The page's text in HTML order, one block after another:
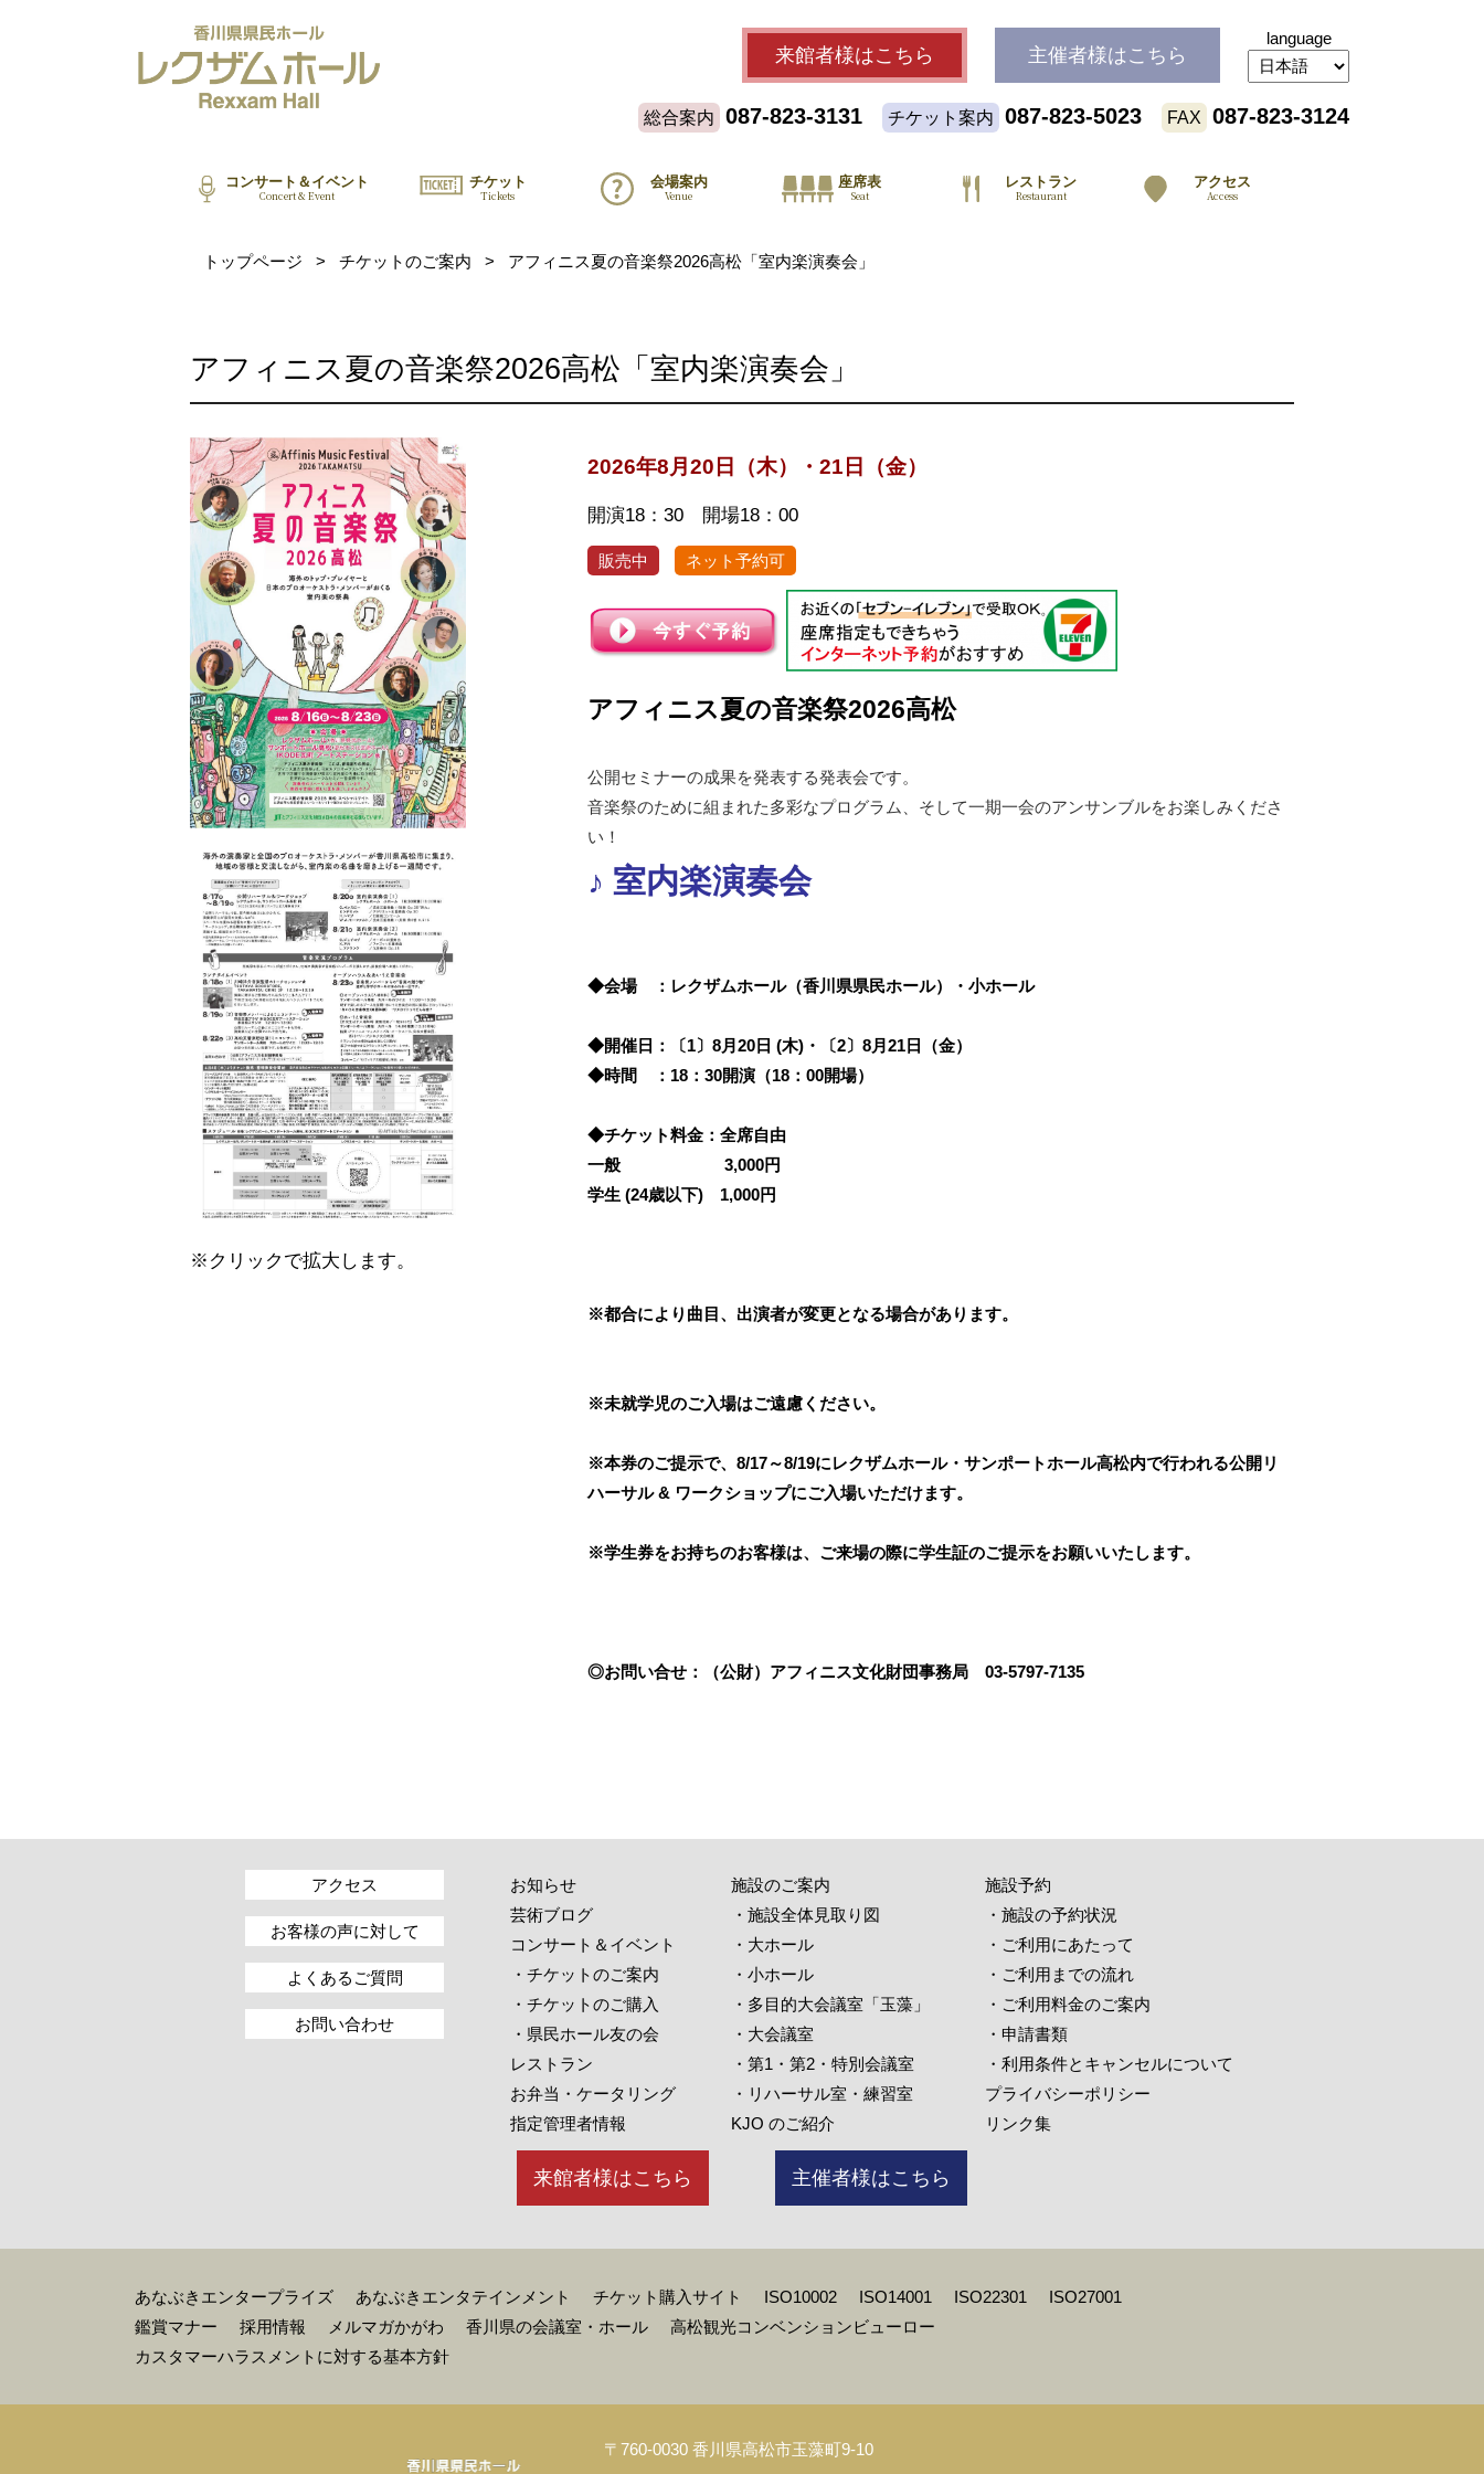
来館者様はこちら 主催者様はこちら
language
総合案内 087-823-3131 チケット案内 087-823-5023 FAX 087-823-3124
コンサート＆イベント
Concert & Event
チケット
Tickets
会場案内
Venue
座席表
Seat
レストラン
Restaurant
アクセス
Access
トップページ > チケットのご案内 > アフィニス夏の音楽祭2026高松「室内楽演奏会」
アフィニス夏の音楽祭2026高松「室内楽演奏会」
※クリックで拡大します。
2026年8月20日（木）・21日（金）
開演18：30 開場18：00
販売中 ネット予約可
アフィニス夏の音楽祭2026高松
公開セミナーの成果を発表する発表会です。
音楽祭のために組まれた多彩なプログラム、そして一期一会のアンサンブルをお楽しみくださ
い！
♪ 室内楽演奏会
◆会場 ：レクザムホール（香川県県民ホール）・小ホール
◆開催日：〔1〕8月20日 (木)・〔2〕8月21日（金）
◆時間 ：18：30開演（18：00開場）
◆チケット料金： 全席自由
一般 3,000円
学生 (24歳以下) 1,000円
※都合により曲目、出演者が変更となる場合があります。
※未就学児のご入場はご遠慮ください。
※本券のご提示で、8/17～8/19にレクザムホール・サンポートホール高松内で行われる公開リ
ハーサル & ワークショップにご入場いただけます。
※学生券をお持ちのお客様は、ご来場の際に学生証のご提示をお願いいたします。
◎お問い合せ：（公財）アフィニス文化財団事務局 03-5797-7135
アクセス
お客様の声に対して
よくあるご質問
お問い合わせ
お知らせ
芸術ブログ
コンサート＆イベント
・チケットのご案内
・チケットのご購入
・県民ホール友の会
レストラン
お弁当・ケータリング
指定管理者情報
施設のご案内
・施設全体見取り図
・大ホール
・小ホール
・多目的大会議室「玉藻」
・大会議室
・第1・第2・特別会議室
・リハーサル室・練習室
KJO のご紹介
施設予約
・施設の予約状況
・ご利用にあたって
・ご利用までの流れ
・ご利用料金のご案内
・申請書類
・利用条件とキャンセルについて
プライバシーポリシー
リンク集
来館者様はこちら 主催者様はこちら
あなぶきエンタープライズ あなぶきエンタテインメント チケット購入サイト ISO10002 ISO14001 ISO22301
ISO27001
鑑賞マナー
採用情報 メルマガかがわ 香川県の会議室・ホール
高松観光コンベンションビューロー
カスタマーハラスメントに対する基本方針
〒760-0030 香川県高松市玉藻町9-10